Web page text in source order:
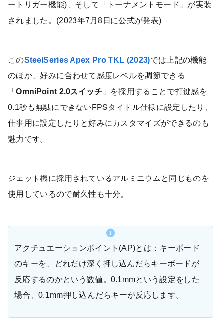
ートリガー機能)、そして「トーナメントモード」が実装
されました。(2023年7月8日に公式が発表)
このSteelSeries Apex Pro TKL (2023)では上記の機能
のほか、好みに合わせて感度レベルを調節できる
「OmniPoint 2.0スイッチ 」を採用することで打鍵感を
0.1秒も無駄にできないFPSタイトル仕様に設定したり、
仕事用に設定したりと好みにカスタマイズができるのも
魅力です。
ジェット機に採用されているアルミニウムと同じものを
使用しているので耐久性も十分。
アクチュエーションポイント(AP)とは：キーボード
のキーを、どれだけ深く押し込んだらキーボードが
反応するのかという数値。0.1mmという設定をした
場合、0.1mm押し込んだらキーが反応します。